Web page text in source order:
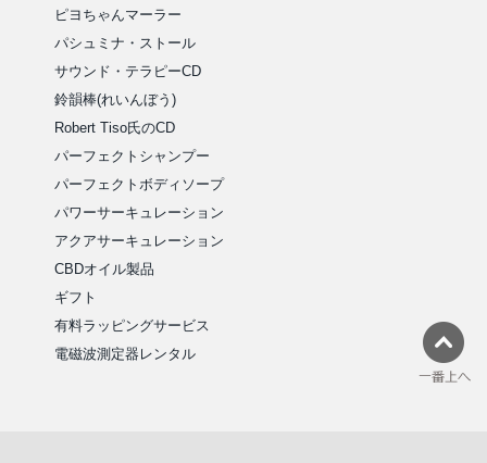
ピヨちゃんマーラー
パシュミナ・ストール
サウンド・テラピーCD
鈴韻棒(れいんぼう)
Robert Tiso氏のCD
パーフェクトシャンプー
パーフェクトボディソープ
パワーサーキュレーション
アクアサーキュレーション
CBDオイル製品
ギフト
有料ラッピングサービス
電磁波測定器レンタル